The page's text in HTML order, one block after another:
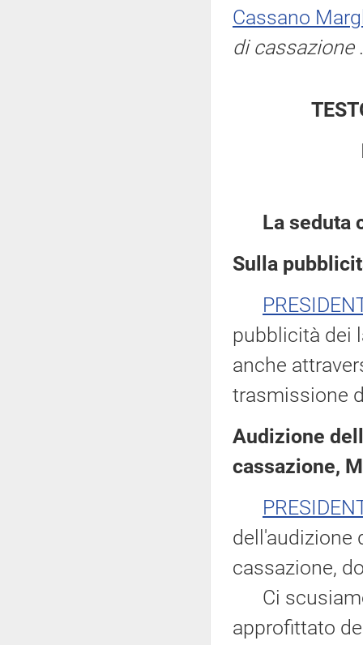
Cassano
di cassazione
La seduta
Sulla
pubblicità dei
anche
trasmissione
Audizione
cassazione,
dell'audizione
cassazione,
Ci
approfittato